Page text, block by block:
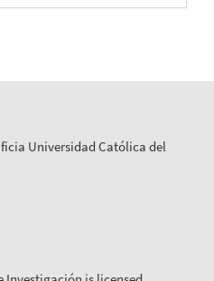
Universidad Católica del